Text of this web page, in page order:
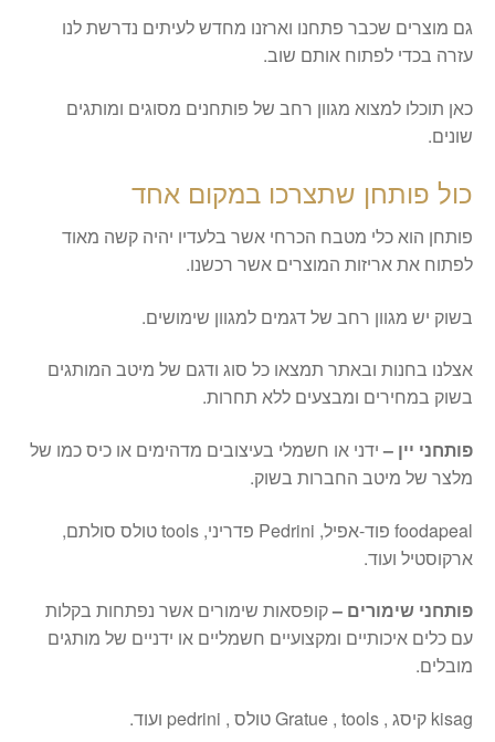
גם מוצרים שכבר פתחנו וארזנו מחדש לעיתים נדרשת לנו
עזרה בכדי לפתוח אותם שוב.
כאן תוכלו למצוא מגוון רחב של פותחנים מסוגים ומותגים
שונים.
כול פותחן שתצרכו במקום אחד
פותחן הוא כלי מטבח הכרחי אשר בלעדיו יהיה קשה מאוד
לפתוח את אריזות המוצרים אשר רכשנו.
בשוק יש מגוון רחב של דגמים למגוון שימושים.
אצלנו בחנות ובאתר תמצאו כל סוג ודגם של מיטב המותגים
בשוק במחירים ומבצעים ללא תחרות.
פותחני יין – ידני או חשמלי בעיצובים מדהימים או כיס כמו של
מלצר של מיטב החברות בשוק.
foodapeal פוד-אפיל, Pedrini פדריני, tools טולס סולתם,
ארקוסטיל ועוד.
פותחני שימורים –קופסאות שימורים אשר נפתחות בקלות
עם כלים איכותיים ומקצועיים חשמליים או ידניים של מותגים
מובלים.
kisag קיסג , Gratue , tools טולס , pedrini ועוד.